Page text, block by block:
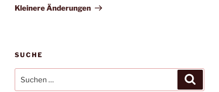
Beitrag
Kleinere Änderungen
SUCHE
nach: